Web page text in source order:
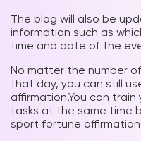
The blog will also be
information such as
time and date of the
No matter the number
that day, you can still
affirmation.You can
tasks at the same time
sport fortune